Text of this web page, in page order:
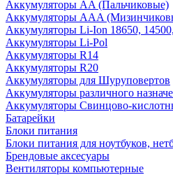
Аккумуляторы AA (Пальчиковые)
Аккумуляторы AAA
Аккумуляторы Li-Ion 18650,
Аккумуляторы Li-Pol
Аккумуляторы R14
Аккумуляторы R20
Аккумуляторы для Шуруповертов
Аккумуляторы различного
Аккумуляторы Свинцово-
Батарейки
Блоки питания
Блоки питания для ноутбуков,
Брендовые аксесуары
Вентиляторы компьютерные